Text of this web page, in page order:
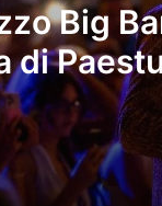
Big
di